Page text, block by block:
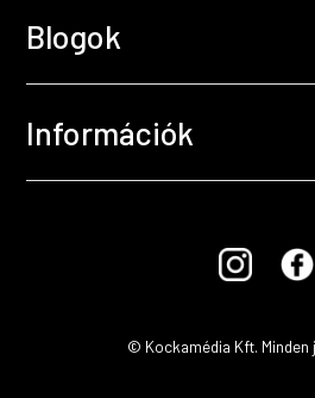
Blogok
Információk
© Kockamédia Kft. Minden